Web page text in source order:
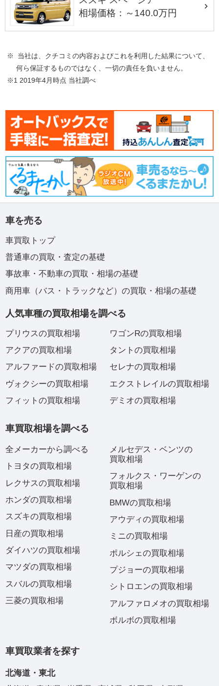
相場価格：～140.0万円
※ 当社は、クチコミの内容およびこれを利用した結果について、
何ら保証するものではなく、一切の責任を負いません。
※1 2019年4月時点 当社調べ
車を売る
車買取トップ
普通車の買取・査定の基礎
事故車・不動車の買取・相場の基礎
商用車（バス・トラックなど）の買取・相場の基礎
人気車種の買取相場を調べる
プリウスの買取相場
アクアの買取相場
アルファードの買取相場
ヴォクシーの買取相場
フィットの買取相場
ワゴンRの買取相場
タントの買取相場
セレナの買取相場
エクストレイルの買取相場
デミオの買取相場
車買取相場を調べる
全メーカーから調べる
トヨタの買取相場
レクサスの買取相場
ホンダの買取相場
スズキの買取相場
日産の買取相場
ダイハツの買取相場
マツダの買取相場
スバルの買取相場
三菱の買取相場
メルセデス・ベンツの
買取相場
フォルクス・ワーゲンの
買取相場
BMWの買取相場
アウディの買取相場
ミニの買取相場
ポルシェの買取相場
プジョーの買取相場
シトロエンの買取相場
アルファロメオの買取相場
ボルボの買取相場
車買取業者を探す
北海道・東北